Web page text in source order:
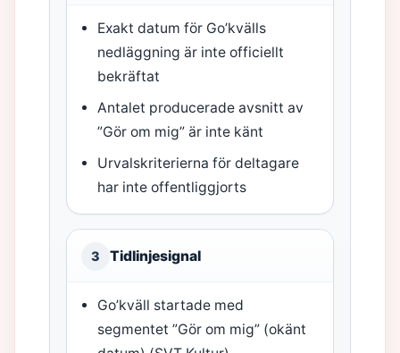
Exakt datum för Go’kvälls
nedläggning är inte officiellt
bekräftat
Antalet producerade avsnitt av
”Gör om mig” är inte känt
Urvalskriterierna för deltagare
har inte offentliggjorts
3 Tidlinjesignal
Go’kväll startade med
segmentet ”Gör om mig” (okänt